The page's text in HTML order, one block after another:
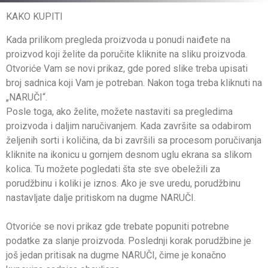
KAKO KUPITI
Kada prilikom pregleda proizvoda u ponudi naiđete na
proizvod koji želite da poručite kliknite na sliku proizvoda.
Otvoriće Vam se novi prikaz, gde pored slike treba upisati
broj sadnica koji Vam je potreban. Nakon toga treba kliknuti na
„NARUČI“.
Posle toga, ako želite, možete nastaviti sa pregledima
proizvoda i daljim naručivanjem. Kada završite sa odabirom
željenih sorti i količina, da bi završili sa procesom poručivanja
kliknite na ikonicu u gornjem desnom uglu ekrana sa slikom
kolica. Tu možete pogledati šta ste sve obeležili za
porudžbinu i koliki je iznos. Ako je sve uredu, porudžbinu
nastavljate dalje pritiskom na dugme NARUČI.
Otvoriće se novi prikaz gde trebate popuniti potrebne
podatke za slanje proizvoda. Poslednji korak porudžbine je
još jedan pritisak na dugme NARUČI, čime je konačno